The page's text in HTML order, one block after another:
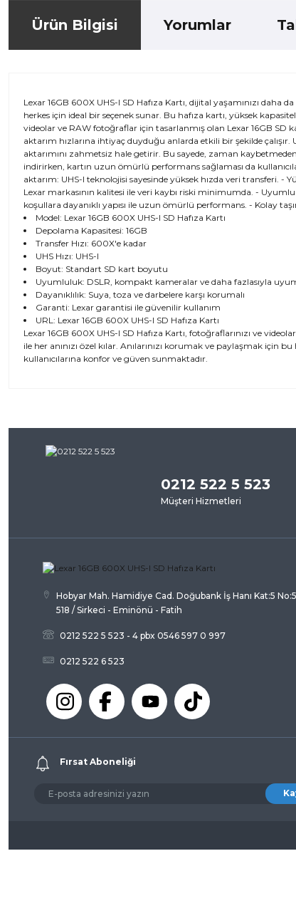
Ürün Bilgisi Yorumlar
Lexar 16GB 600X UHS-I SD Hafıza Kartı, dijital yaşamınızı
herkes için ideal bir seçenek sunar. Bu hafıza kartı, yüksek
videolar ve RAW fotoğraflar için tasarlanmış olan Lexar 16GB SD
aktarım hızlarına ihtiyaç duyduğu anlarda etkili bir şekilde
aktarımını zahmetsiz hale getirir. Bu sayede, zaman
indirirken, kartın uzun ömürlü performans sağlaması da
aktarım: UHS-I teknolojisi sayesinde yüksek hızda veri transferi. -
Lexar markasının kalitesi ile veri kaybı riski minimumda. -
koşullara dayanıklı yapısı ile uzun ömürlü performans. - Kolay
Model: Lexar 16GB 600X UHS-I SD Hafıza Kartı
Depolama Kapasitesi: 16GB
Transfer Hızı: 600X'e kadar
UHS Hızı: UHS-I
Boyut: Standart SD kart boyutu
Uyumluluk: DSLR, kompakt kameralar ve daha fazlasıyla
Dayanıklılık: Suya, toza ve darbelere karşı korumalı
Garanti: Lexar garantisi ile güvenilir kullanım
URL: Lexar 16GB 600X UHS-I SD Hafıza Kartı
Lexar 16GB 600X UHS-I SD Hafıza Kartı, fotoğraflarınızı ve
ile her anınızı özel kılar. Anılarınızı korumak ve paylaşmak için
kullanıcılarına konfor ve güven sunmaktadır.
Görüş ve önerileriniz için teşekkür ederiz.
Ürün resmi kalitesiz, bozuk veya görüntülenemiyor.
Ürün açıklamasında eksik bilgiler bulunuyor.
Ürün fiyatı diğer sitelerden daha pahalı.
Bu ürüne benzer farklı alternatifler olmalı.
0212 522 5 523
Müşteri Hizmetleri
Hobyar Mah. Hamidiye Cad. Doğubank İş Hanı Kat:5
518 / Sirkeci - Eminönü - Fatih
0212 522 5 523 - 4 pbx 0546 597 0 997
0212 522 6 523
Fırsat Aboneliği